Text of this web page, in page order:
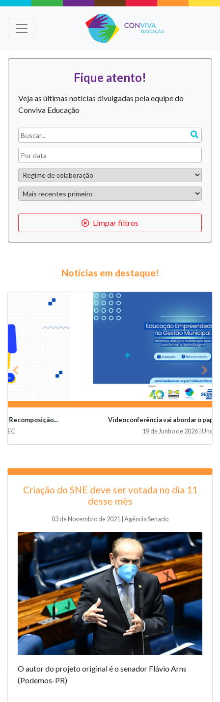
Fique atento!
Veja as últimas notícias divulgadas pela equipe do
Conviva Educação
Limpar filtros
Notícias em destaque!
Videoconferência vai abordar o papel da educaçã...
19 de Junho de 2026 | Undime
Previous
Criação do SNE deve ser votada no dia 11
desse mês
03 de Novembro de 2021 | Agência Senado
O autor do projeto original é o senador Flávio Arns
(Podemos-PR)